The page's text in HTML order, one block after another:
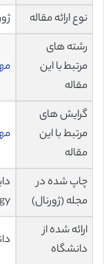
نوع ارائه مقاله
رشته های
مرتبط با این
مقاله
گرایش های
مرتبط با این
مقاله
چاپ شده در
مجله (ژورنال)
ارائه شده از
دانشگاه